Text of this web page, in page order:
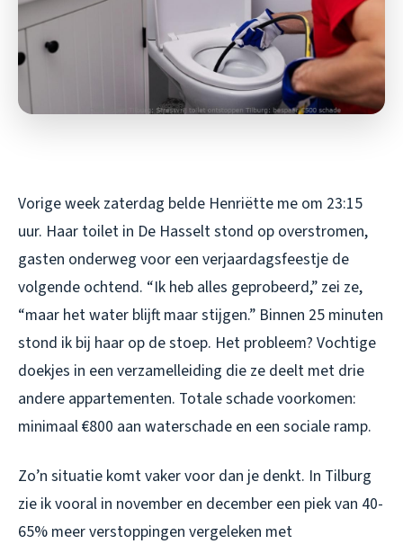
Vorige week zaterdag belde Henriëtte me om 23:15
uur. Haar toilet in De Hasselt stond op overstromen,
gasten onderweg voor een verjaardagsfeestje de
volgende ochtend. “Ik heb alles geprobeerd,” zei ze,
“maar het water blijft maar stijgen.” Binnen 25 minuten
stond ik bij haar op de stoep. Het probleem? Vochtige
doekjes in een verzamelleiding die ze deelt met drie
andere appartementen. Totale schade voorkomen:
minimaal €800 aan waterschade en een sociale ramp.
Zo’n situatie komt vaker voor dan je denkt. In Tilburg
zie ik vooral in november en december een piek van 40-
65% meer verstoppingen vergeleken met